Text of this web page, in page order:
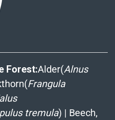
Forest:Alder(Alnus
Frangula
tremula) | Beech,